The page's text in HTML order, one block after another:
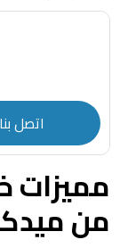
اتصل بنا
مميزات
من